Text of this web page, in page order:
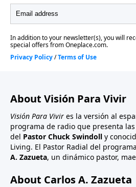
About Visión Para Vivir
Visión Para Vivir es la versión al
programa de radio que presenta
del Pastor Chuck Swindoll y
Living. El Pastor Radial del
A. Zazueta, un dinámico pastor,
About Carlos A. Zazueta